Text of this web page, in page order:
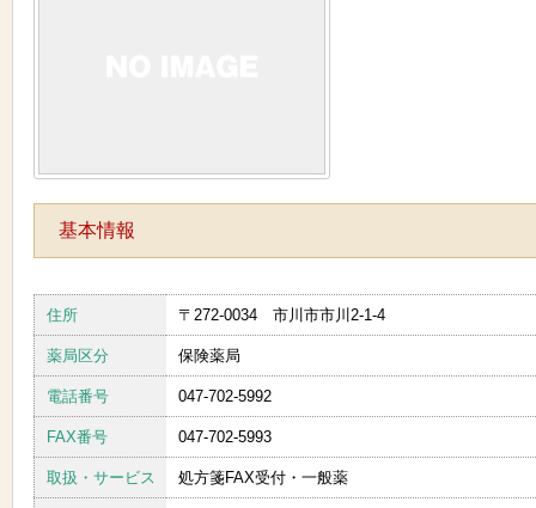
基本情報
住所 〒272-0034 市川市市川2-1-4
薬局区分 保険薬局
電話番号 047-702-5992
FAX番号 047-702-5993
取扱・サービス 処方箋FAX受付・一般薬